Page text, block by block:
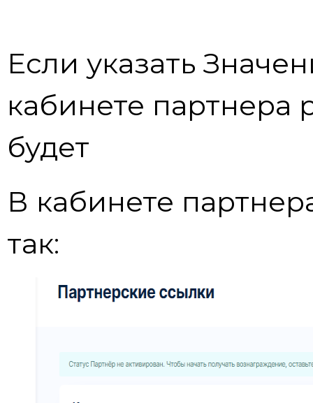
Если указать
кабинете партнера
будет
В кабинете
так: